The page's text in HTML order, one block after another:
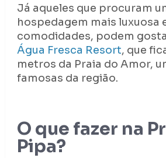
Já aqueles que procuram
hospedagem mais luxuosa
comodidades, podem
Água Fresca Resort, que
metros da Praia do Amor,
famosas da região.
O que fazer na
Pipa?